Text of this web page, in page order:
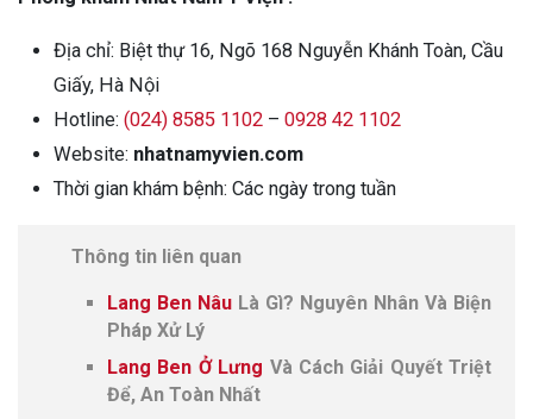
Địa chỉ: Biệt thự 16, Ngõ 168 Nguyễn Khánh Toàn, Cầu
Giấy, Hà Nội
Hotline: (024) 8585 1102 – 0928 42 1102
Website: nhatnamyvien.com
Thời gian khám bệnh: Các ngày trong tuần
Thông tin liên quan
Lang Ben Nâu Là Gì? Nguyên Nhân Và Biện
Pháp Xử Lý
Lang Ben Ở Lưng Và Cách Giải Quyết Triệt
Để, An Toàn Nhất